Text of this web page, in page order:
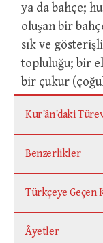
ya da bahçe;
oluşan bir
sık ve
topluluğu; bir
Kur’ân’daki
Benzerlikler
Türkçeye Geçen
Âyetler